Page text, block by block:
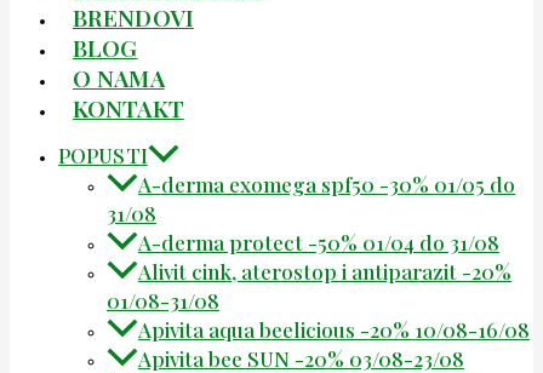
BRENDOVI
BLOG
O NAMA
KONTAKT
POPUSTI
A-derma exomega spf50 -30% 01/05 do
31/08
A-derma protect -50% 01/04 do 31/08
Alivit cink, aterostop i antiparazit -20%
01/08-31/08
Apivita aqua beelicious -20% 10/08-16/08
Apivita bee SUN -20% 03/08-23/08